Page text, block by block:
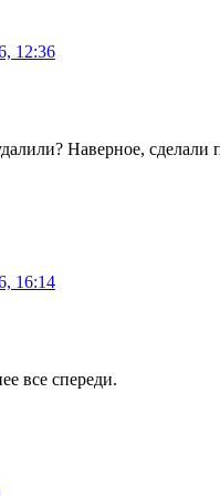
12:36
Наверное, сделали
16:14
все спереди.